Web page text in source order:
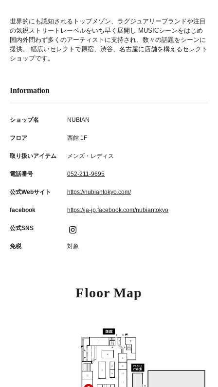
世界的にも認知されるトップメゾン、ラグジュアリーブランドや注目
の気鋭ストリートレーベルをいち早く展開し MUSICシーンをはじめ
国内外問わず多くのアーティストに支持され、数々の話題をシーンに
提供。 幅広いセレクトで原宿、渋谷、名古屋に店舗を構えるセレクト
ショップです。
Information
ショップ名 NUBIAN
フロア 西館 1F
取り扱いアイテム メンズ・レディス
電話番号 052-211-9695
公式Webサイト https://nubiantokyo.com/
facebook https://ja-jp.facebook.com/nubiantokyo
公式SNS
免税 対象
Floor Map